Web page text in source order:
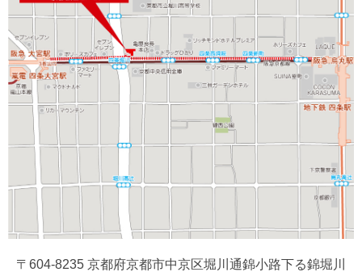
〒604-8235 京都府京都市中京区堀川通錦小路下る錦堀川